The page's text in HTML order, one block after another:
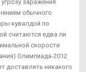
заражения
обычного
кувалдой по
считаются едва ли
скорости
Олимпиада-2012
доставлять никакого